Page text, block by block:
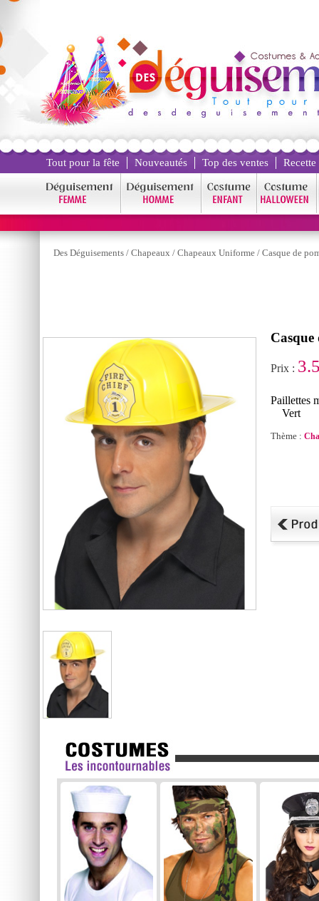
Tout pour la fête Nouveautés Top des ventes
Des Déguisements / Chapeaux / Chapeaux Uniforme / Casque de
Prix :
Paillettes
Vert
Thème :